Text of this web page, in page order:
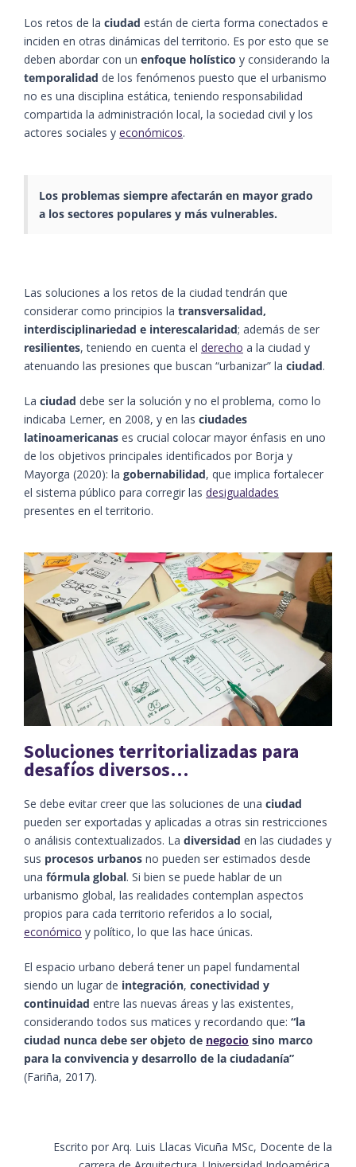
Los retos de la ciudad están de cierta forma conectados e
inciden en otras dinámicas del territorio. Es por esto que se
deben abordar con un enfoque holístico y considerando la
temporalidad de los fenómenos puesto que el urbanismo
no es una disciplina estática, teniendo responsabilidad
compartida la administración local, la sociedad civil y los
actores sociales y económicos.
Los problemas siempre afectarán en mayor grado
a los sectores populares y más vulnerables.
Las soluciones a los retos de la ciudad tendrán que
considerar como principios la transversalidad,
interdisciplinariedad e interescalaridad; además de ser
resilientes, teniendo en cuenta el derecho a la ciudad y
atenuando las presiones que buscan “urbanizar” la ciudad.
La ciudad debe ser la solución y no el problema, como lo
indicaba Lerner, en 2008, y en las ciudades
latinoamericanas es crucial colocar mayor énfasis en uno
de los objetivos principales identificados por Borja y
Mayorga (2020): la gobernabilidad, que implica fortalecer
el sistema público para corregir las desigualdades
presentes en el territorio.
Soluciones territorializadas para
desafíos diversos…
Se debe evitar creer que las soluciones de una ciudad
pueden ser exportadas y aplicadas a otras sin restricciones
o análisis contextualizados. La diversidad en las ciudades y
sus procesos urbanos no pueden ser estimados desde
una fórmula global. Si bien se puede hablar de un
urbanismo global, las realidades contemplan aspectos
propios para cada territorio referidos a lo social,
económico y político, lo que las hace únicas.
El espacio urbano deberá tener un papel fundamental
siendo un lugar de integración, conectividad y
continuidad entre las nuevas áreas y las existentes,
considerando todos sus matices y recordando que: “la
ciudad nunca debe ser objeto de negocio sino marco
para la convivencia y desarrollo de la ciudadanía”
(Fariña, 2017).
Escrito por Arq. Luis Llacas Vicuña MSc, Docente de la